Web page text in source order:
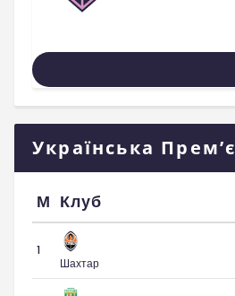
Українська
М Клуб
1
Шахтар